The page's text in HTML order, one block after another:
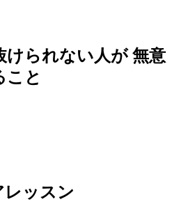
けられない人が 無意
こと
ッスン